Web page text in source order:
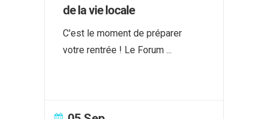
de la vie locale
C'est le moment de préparer
votre rentrée ! Le Forum ...